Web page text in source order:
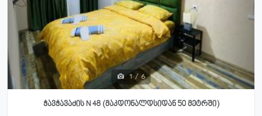
1 / 6
ჭავჭავაძის N 48 (მაკდონალდსიდან 50 მეტრში)